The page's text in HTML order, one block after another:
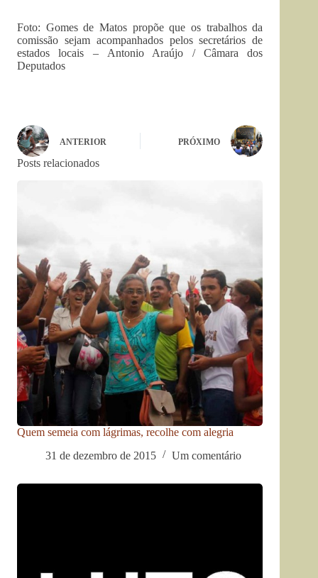
Foto: Gomes de Matos propõe que os trabalhos da
comissão sejam acompanhados pelos secretários de
estados locais – Antonio Araújo / Câmara dos
Deputados
ANTERIOR PRÓXIMO
Posts relacionados
Quem semeia com lágrimas, recolhe com alegria
31 de dezembro de 2015
Um comentário